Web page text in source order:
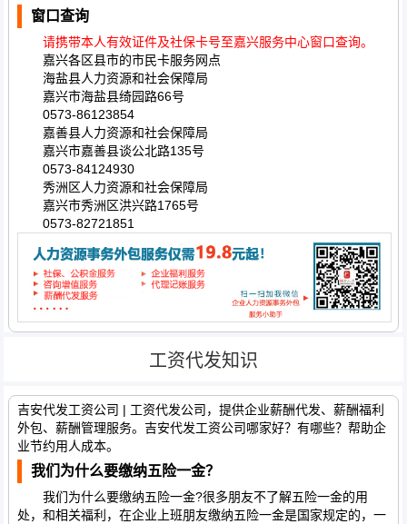
窗口查询
请携带本人有效证件及社保卡号至嘉兴服务中心窗口查询。
嘉兴各区县市的市民卡服务网点
海盐县人力资源和社会保障局
嘉兴市海盐县绮园路66号
0573-86123854
嘉善县人力资源和社会保障局
嘉兴市嘉善县谈公北路135号
0573-84124930
秀洲区人力资源和社会保障局
嘉兴市秀洲区洪兴路1765号
0573-82721851
工资代发知识
吉安代发工资公司 | 工资代发公司，提供企业薪酬代发、薪酬福利
外包、薪酬管理服务。吉安代发工资公司哪家好？有哪些？帮助企
业节约用人成本。
我们为什么要缴纳五险一金？
我们为什么要缴纳五险一金?很多朋友不了解五险一金的用
处，和相关福利，在企业上班朋友缴纳五险一金是国家规定的，一